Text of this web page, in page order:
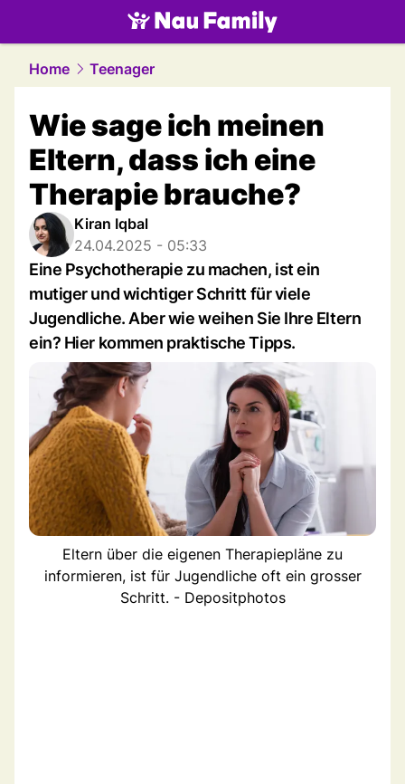
family.NAU.ch
Home Teenager
Wie sage ich meinen
Eltern, dass ich eine
Therapie brauche?
Kiran Iqbal
24.04.2025 - 05:33
Eine Psychotherapie zu machen, ist ein
mutiger und wichtiger Schritt für viele
Jugendliche. Aber wie weihen Sie Ihre Eltern
ein? Hier kommen praktische Tipps.
Eltern über die eigenen Therapiepläne zu
informieren, ist für Jugendliche oft ein grosser
Schritt. - Depositphotos